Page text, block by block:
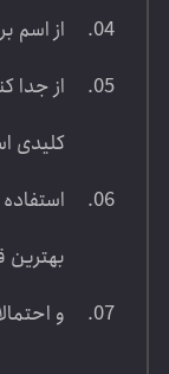
از اسم
از جدا
کلیدی
بهترین
و